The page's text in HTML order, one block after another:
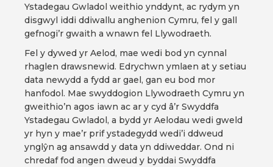
Ystadegau Gwladol weithio ynddynt, ac rydym yn
disgwyl iddi ddiwallu anghenion Cymru, fel y gall
gefnogi’r gwaith a wnawn fel Llywodraeth.
Fel y dywed yr Aelod, mae wedi bod yn cynnal
rhaglen drawsnewid. Edrychwn ymlaen at y setiau
data newydd a fydd ar gael, gan eu bod mor
hanfodol. Mae swyddogion Llywodraeth Cymru yn
gweithio’n agos iawn ac ar y cyd â’r Swyddfa
Ystadegau Gwladol, a bydd yr Aelodau wedi gweld
yr hyn y mae’r prif ystadegydd wedi’i ddweud
ynglŷn ag ansawdd y data yn ddiweddar. Ond ni
chredaf fod angen dweud y byddai Swyddfa